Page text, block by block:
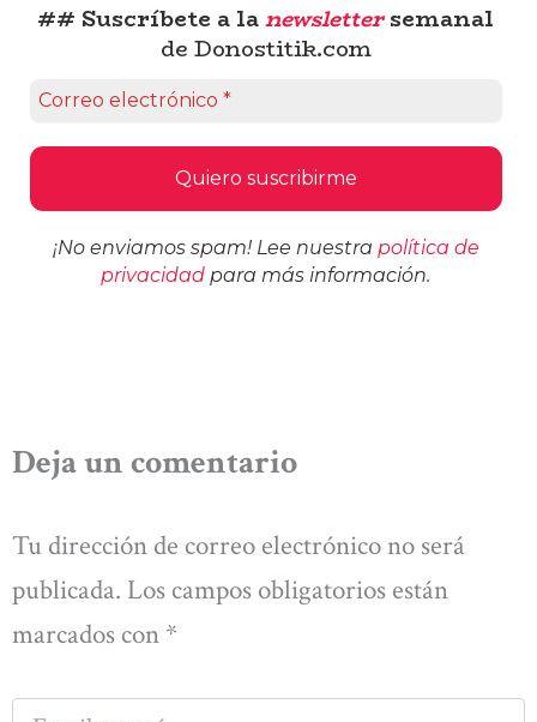
## Suscríbete a lanewslettersemanal
de Donostitik.com
¡No enviamos spam! Lee nuestra política de
privacidad para más información.
Deja un comentario
Tu dirección de correo electrónico no será
publicada. Los campos obligatorios están
marcados con *
Escribe